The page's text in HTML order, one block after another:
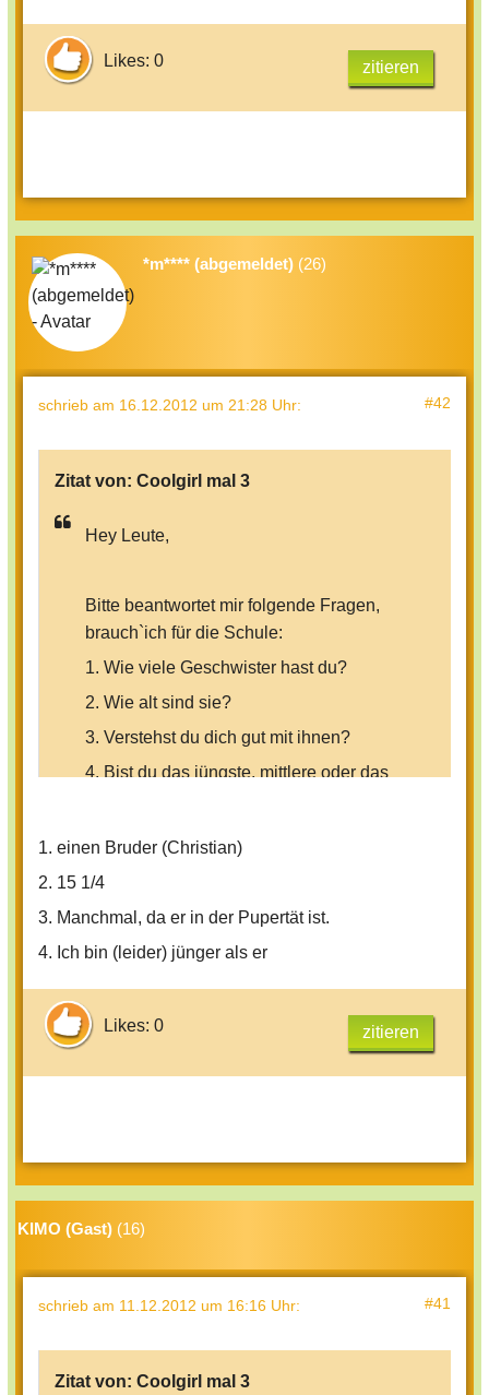
Likes: 0 zitieren
*m**** (abgemeldet) (26)
schrieb am 16.12.2012 um 21:28 Uhr: #42
Zitat von: Coolgirl mal 3
Hey Leute,
Bitte beantwortet mir folgende Fragen,
brauch`ich für die Schule:
1. Wie viele Geschwister hast du?
2. Wie alt sind sie?
3. Verstehst du dich gut mit ihnen?
4. Bist du das jüngste, mittlere oder das
1. einen Bruder (Christian)
2. 15 1/4
3. Manchmal, da er in der Pupertät ist.
4. Ich bin (leider) jünger als er
Likes: 0 zitieren
KIMO (Gast) (16)
schrieb am 11.12.2012 um 16:16 Uhr: #41
Zitat von: Coolgirl mal 3